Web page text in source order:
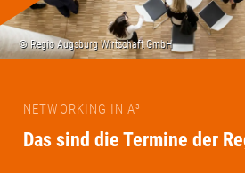
NETWORKING IN A³
Das sind die Termine der